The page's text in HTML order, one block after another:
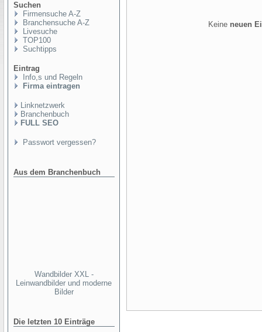
Suchen
Firmensuche A-Z
Branchensuche A-Z
Livesuche
TOP100
Suchtipps
Eintrag
Info,s und Regeln
Firma eintragen
Linknetzwerk
Branchenbuch
FULL SEO
Passwort vergessen?
Aus dem Branchenbuch
Wandbilder XXL -
Leinwandbilder und moderne
Bilder
Die letzten 10 Einträge
Keine neuen